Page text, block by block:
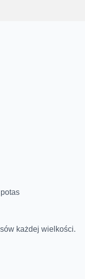
każdej wielkości.